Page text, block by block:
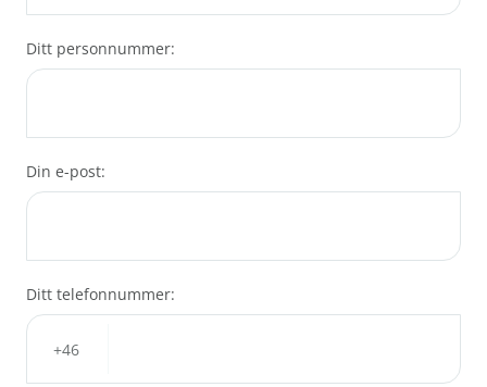
Ditt personnummer:
Din e-post:
Ditt telefonnummer: